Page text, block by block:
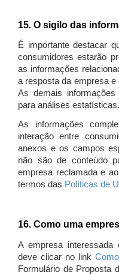
15. O sigilo das
É importante destacar
consumidores estarão
as informações
a resposta da empresa e
As demais
para análises estatísticas.
As informações
interação entre
anexos e os campos
não são de conteúdo
empresa reclamada e
termos das Políticas de
16. Como uma
A empresa interessada
deve clicar no link
Formulário de Proposta